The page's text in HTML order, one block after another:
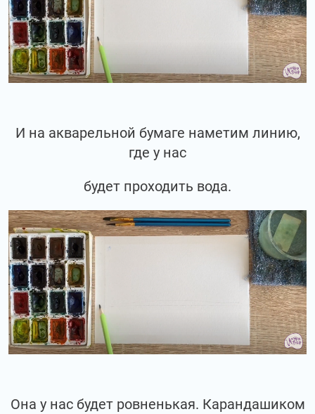
И на акварельной бумаге наметим линию,
где у нас
будет проходить вода.
Она у нас будет ровненькая. Карандашиком